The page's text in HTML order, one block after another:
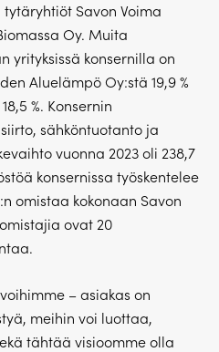
tytäryhtiöt Savon Voima
Oy. Muita
yrityksissä konsernilla on
Aluelämpö Oy:stä 19,9 %
%. Konsernin
sähköntuotanto ja
vuonna 2023 oli 238,7
konsernissa työskentelee
omistaa kokonaan Savon
ovat 20
– asiakas on
meihin voi luottaa,
tähtää visioomme olla